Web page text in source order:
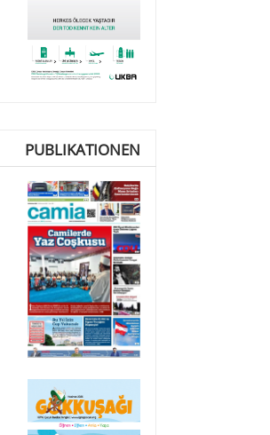
PUBLIKATIONEN